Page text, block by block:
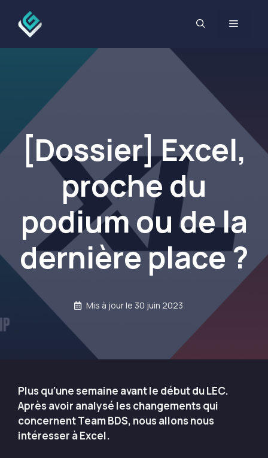
contenu
MENU
[Dossier] Excel,
proche du
podium ou de la
dernière place ?
Mis à jour le 30 juin 2023
Plus qu’une semaine avant le début du LEC.
Après avoir analysé les changements qui
concernent Team BDS, nous allons nous
intéresser à Excel.